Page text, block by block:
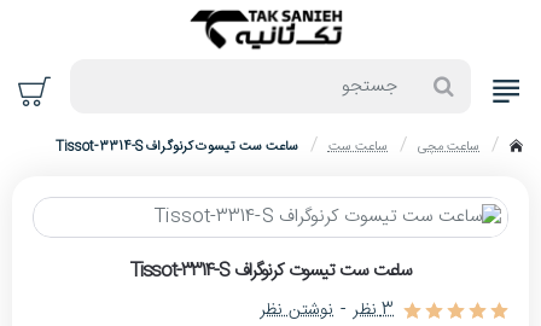
home
ساعت مچی ساعت ست ساعت ست تیسوت کرنوگراف Tissot-3314-S
ساعت ست تیسوت کرنوگراف Tissot-3314-S
3 نظر - نوشتن نظر